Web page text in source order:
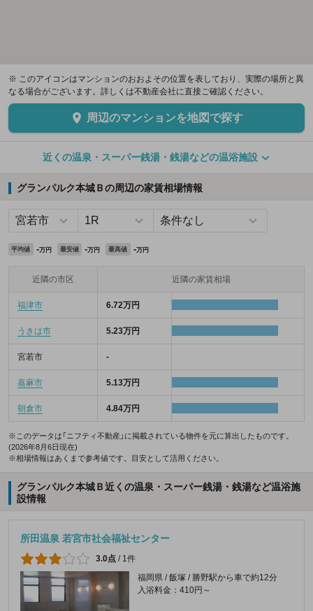
※ このアイコンはマンションのおおよその位置を表しており、実際の場所と異
なる場合がございます。詳しくは不動産会社に直接ご確認ください。
周辺のマンションを地図で探す
近くの温泉・スーパー銭湯・銭湯などの温浴施設
グランパルク本城Ｂの周辺の家賃相場情報
平均値 -万円 最安値 -万円 最高値 -万円
近隣の市区 近隣の家賃相場
福津市 6.72万円
うきは市 5.23万円
宮若市 -
嘉麻市 5.13万円
朝倉市 4.84万円
※このデータは「ニフティ不動産」に掲載されている物件を元に算出したものです。
(2026年8月6日現在)
※相場情報はあくまで参考値です。目安として活用ください。
グランパルク本城Ｂ近くの温泉・スーパー銭湯・銭湯など温浴施
設情報
所田温泉 若宮市社会福祉センター
3.0点 / 1件
福岡県 / 飯塚 / 勝野駅から車で約12分
入浴料金：410円～